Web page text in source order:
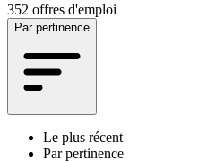
352 offres d'emploi
Par pertinence
Le plus récent
Par pertinence